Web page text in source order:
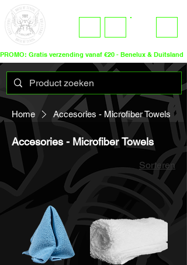
PROMO: Gratis verzending vanaf €20 - Benelux & Duitsland
Home Accesories - Microfiber Towels
Accesories - Microfiber Towels
Sorteren